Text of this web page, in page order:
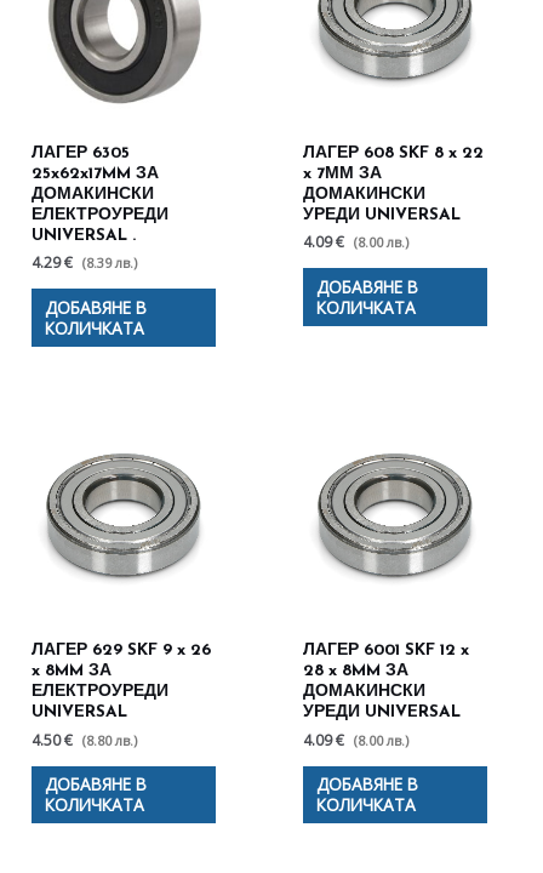
ЛАГЕР 6305
25x62x17MM ЗА
ДОМАКИНСКИ
ЕЛЕКТРОУРЕДИ
UNIVERSAL .
4.29 € (8.39 лв.)
ДОБАВЯНЕ В
КОЛИЧКАТА
ЛАГЕР 608 SKF 8 x 22
x 7ММ ЗА
ДОМАКИНСКИ
УРЕДИ UNIVERSAL
4.09 € (8.00 лв.)
ДОБАВЯНЕ В
КОЛИЧКАТА
ЛАГЕР 629 SKF 9 x 26
x 8MM ЗА
ЕЛЕКТРОУРЕДИ
UNIVERSAL
4.50 € (8.80 лв.)
ДОБАВЯНЕ В
КОЛИЧКАТА
ЛАГЕР 6001 SKF 12 x
28 x 8MM ЗА
ДОМАКИНСКИ
УРЕДИ UNIVERSAL
4.09 € (8.00 лв.)
ДОБАВЯНЕ В
КОЛИЧКАТА